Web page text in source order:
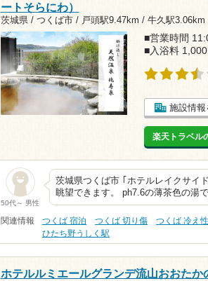
ートそらにわ）
茨城県 / つくば市 / 戸頭駅9.47km / 牛久駅3.06km
■営業時間
■入浴料 1,000
施設情報
楽天トラベル
50代～ 男性
茨城県つくば市 ｢ホテルレイクサイ
眺望できます。 ph7.6の薄茶色の湯
関連情報 つくば 宿泊 つくば 切り傷 つくば 冷え性
ひたち野うしく駅
ホテルルミエールグランデ流山おおたか